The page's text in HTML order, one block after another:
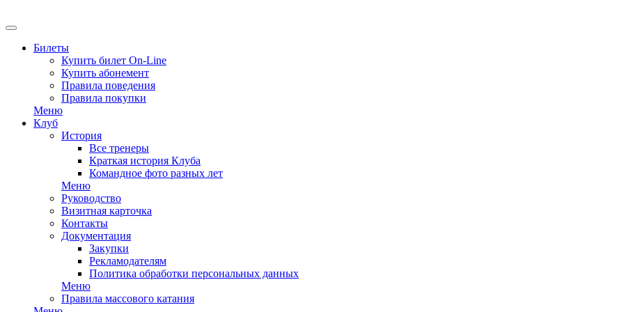
Билеты
Купить билет On-Line
Купить абонемент
Правила поведения
Правила покупки
Меню
Клуб
История
Все тренеры
Краткая история Клуба
Командное фото разных лет
Меню
Руководство
Визитная карточка
Контакты
Документация
Закупки
Рекламодателям
Политика обработки персональных данных
Меню
Правила массового катания